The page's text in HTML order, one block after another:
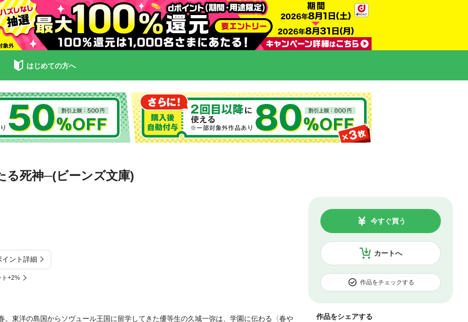
はじめての方へ
死神─(ビーンズ文庫)
イント詳細
ト+2%
カートへ
今すぐ買う
作品をチェックする
作品をシェアする
。東洋の島国からソヴュール王国に留学してきた優等生の久城一弥は、学園に伝わる〈春や